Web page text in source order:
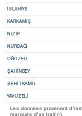
İSLAHİYE
KARKAMIŞ
NİZİP
NURDAĞI
OĞUZELİ
ŞAHİNBEY
ŞEHİTKAMİL
YAVUZELİ
Les données provenant
marqués d'un trait (-).